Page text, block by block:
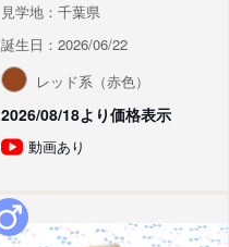
見学地：千葉県
誕生日：2026/06/22
レッド系（赤色）
2026/08/18より価格表示
動画あり